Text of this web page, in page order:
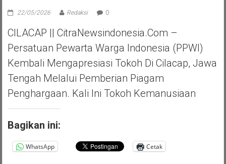
22/05/2026 Redaksi 0
CILACAP || CitraNewsindonesia.com –
Persatuan Pewarta Warga Indonesia (PPWI)
Kembali Mengapresiasi Tokoh Di Cilacap, Jawa
Tengah Melalui Pemberian Piagam
Penghargaan. Kali Ini Tokoh Kemanusiaan
Bagikan ini:
WhatsApp Cetak